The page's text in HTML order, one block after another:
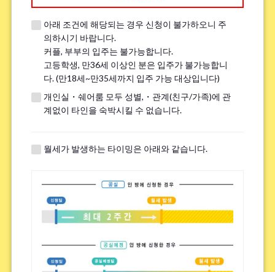
※견학 전에 전화나 LINE, Zoom을 통해 견학에 대한 세부 내용을 안내해 드
※이미 견학을 진행한 분은 ｢견학했음｣이라고 기입해주세요.
*
※전면 금연 하우스에는 흡연자는 입주하실 수 없으므로 양해 바랍니다.
자전거 주차장에 대해. *
필수 불필요
아래 조건에 해당되는 경우 신청이 불가하오니 주
의하시기 바랍니다.
커플, 부부의 입주는 불가능합니다.
고등학생, 만36세 이상인 분은 입주가 불가능합니
다. (만18세~만35세까지 입주 가능 대상입니다)
개인실・쉐어룸 모두 성별,・관계(친구/가족)에 관
계없이 타인을 숙박시킬 수 없습니다.
월세가 발생하는 타이밍은 아래와 같습니다.